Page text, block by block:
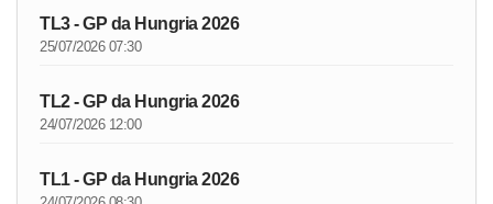
TL3 - GP da Hungria 2026
25/07/2026 07:30
TL2 - GP da Hungria 2026
24/07/2026 12:00
TL1 - GP da Hungria 2026